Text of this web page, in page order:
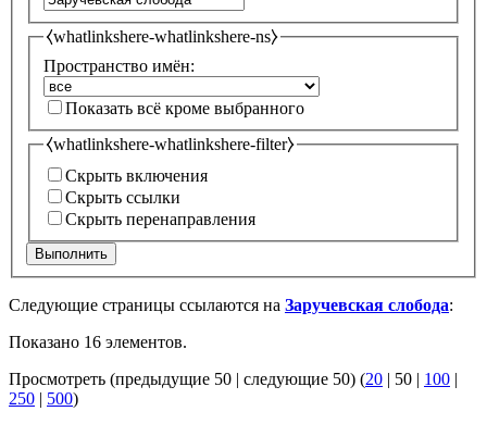
⧼whatlinkshere-whatlinkshere-ns⧽
Пространство имён:
Показать всё кроме выбранного
⧼whatlinkshere-whatlinkshere-filter⧽
Скрыть включения
Скрыть ссылки
Скрыть перенаправления
Выполнить
Следующие страницы ссылаются на Заручевская слобода:
Показано 16 элементов.
Просмотреть (предыдущие 50 | следующие 50) (20 | 50 | 100 |
250 | 500)